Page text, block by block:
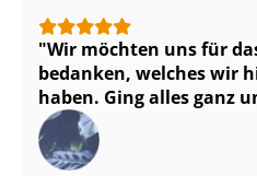
Wir möchten uns für
bedanken, welches wir
haben. Ging alles ganz